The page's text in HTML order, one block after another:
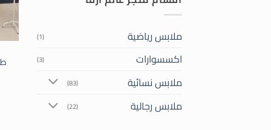
ملابس رياضية (1)
اكسسوارات (3)
ملابس نسائية (83)
ملابس رجالية (22)